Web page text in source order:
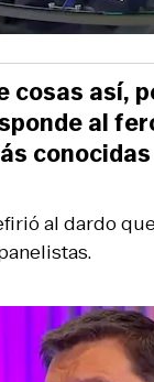
al dardo
cosas así,
al